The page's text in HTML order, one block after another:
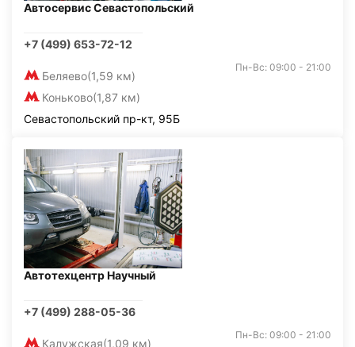
Автосервис Севастопольский
+7 (499) 653-72-12
Беляево(1,59 км)
Коньково(1,87 км)
Пн-Вс: 09:00 - 21:00
Севастопольский пр-кт, 95Б
Автотехцентр Научный
+7 (499) 288-05-36
Калужская(1,09 км)
Пн-Вс: 09:00 - 21:00